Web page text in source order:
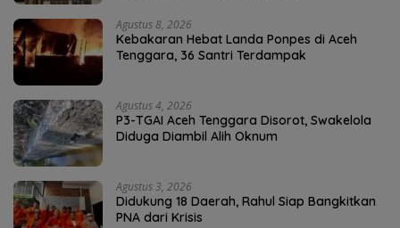
Agustus 8, 2026
Kebakaran Hebat Landa Ponpes di Aceh
Tenggara, 36 Santri Terdampak
Agustus 4, 2026
P3-TGAI Aceh Tenggara Disorot, Swakelola
Diduga Diambil Alih Oknum
Agustus 3, 2026
Didukung 18 Daerah, Rahul Siap Bangkitkan
PNA dari Krisis